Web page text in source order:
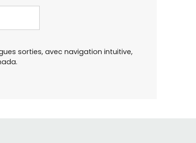
sorties, avec navigation intuitive,